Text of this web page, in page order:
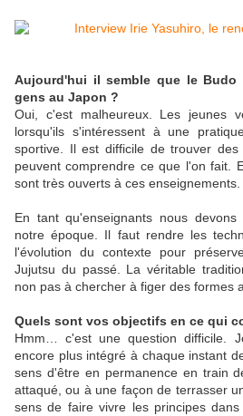
Aujourd'hui il semble que le Budo
gens au Japon ?
Oui, c'est malheureux. Les jeunes
lorsqu'ils s'intéressent à une
sportive. Il est difficile de trouver
peuvent comprendre ce que l'on fait.
sont très ouverts à ces enseignements.
En tant qu'enseignants nous
notre époque. Il faut rendre les
l'évolution du contexte pour
Jujutsu du passé. La véritable
non pas à chercher à figer des formes
Quels sont vos objectifs en ce qui
Hmm… c'est une question difficile.
encore plus intégré à chaque instant
sens d'être en permanence en train
attaqué, ou à une façon de terrasser
sens de faire vivre les principes